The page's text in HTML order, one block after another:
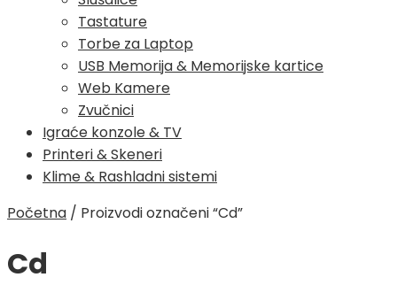
Tastature
Torbe za Laptop
USB Memorija & Memorijske kartice
Web Kamere
Zvučnici
Igraće konzole & TV
Printeri & Skeneri
Klime & Rashladni sistemi
Početna / Proizvodi označeni “Cd”
Cd